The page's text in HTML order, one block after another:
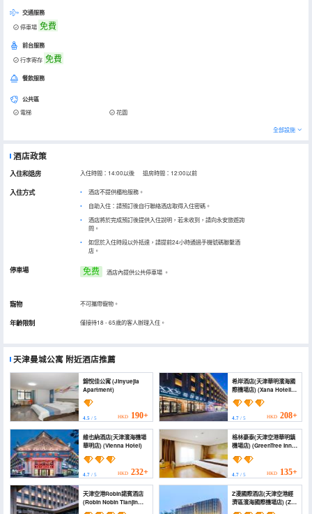
交通服務
停車場 免費
前台服務
行李寄存 免費
餐飲服務
公共區
電梯 花園
全部設施
酒店政策
入住和退房 入住時間：14:00以後 退房時間：12:00以前
入住方式
酒店不提供櫃枱服務。
自助入住：請預訂後自行聯絡酒店取得入住密碼。
酒店將於完成預訂後提供入住說明，若未收到，請向永安旅遊詢
問。
如您於入住時段以外抵達，請提前24小時通過手機號碼聯繫酒
店。
停車場 免费 酒店內提供公共停車場 。
寵物 不可攜帶寵物。
年齡限制 僅接待18 - 65歲的客人辦理入住。
天津曼城公寓 附近酒店推薦
錦悅佳公寓 (Jinyuejia
Apartment)
4.5 / 5 HKD 190+
希岸酒店(天津華明濱海國
際機場店) (Xana Hotelle
(Tianjin Huaming Binhai
International Airport))
4.7/ 5 HKD 208+
維也納酒店(天津濱海機場
華明店) (Vienna Hotel)
4.7 / 5 HKD 232+
格林豪泰(天津空港華明鎮
機場店) (GreenTree Inn
Huaming Town Airport))
4.7/ 5 HKD 135+
天津空港Robin諾賓酒店
(Robin Nobin Tianjin
Airport)
Z漫國際酒店(天津空港經
濟區濱海國際機場店) (Z
Manl International Hotel